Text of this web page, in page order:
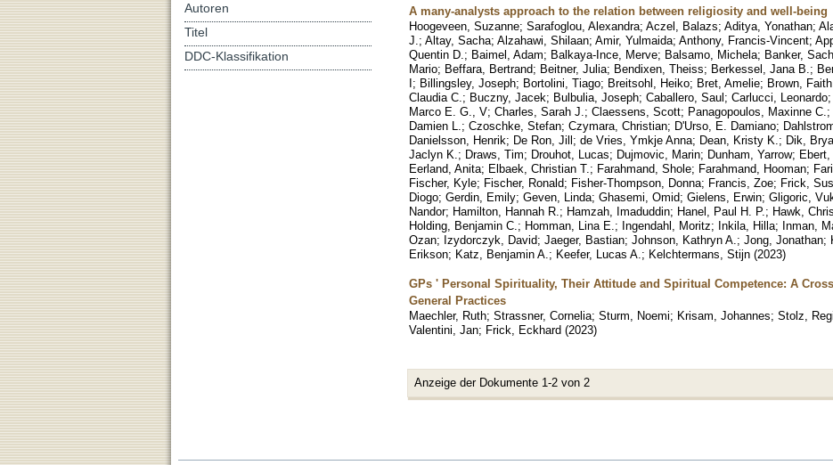
A many-analysts approach to the relation between religiosity and well-being
Hoogeveen, Suzanne; Sarafoglou, Alexandra; Aczel, Balazs; Aditya, Yonathan;
J. ; Altay, Sacha; Alzahawi, Shilaan; Amir, Yulmaida; Anthony, Francis-Vincent;
Quentin D. ; Baimel, Adam; Balkaya-Ince, Merve; Balsamo, Michela; Banker,
Mario; Beffara, Bertrand; Beitner, Julia; Bendixen, Theiss; Berkessel, Jana B. ;
I; Billingsley, Joseph; Bortolini, Tiago; Breitsohl, Heiko; Bret, Amelie; Brown, Faith
Claudia C. ; Buczny, Jacek; Bulbulia, Joseph; Caballero, Saul; Carlucci, Leonardo;
Marco E. G., V; Charles, Sarah J. ; Claessens, Scott; Panagopoulos, Maxinne C. ;
Damien L. ; Czoschke, Stefan; Czymara, Christian; D'Urso, E. Damiano;
Danielsson, Henrik; De Ron, Jill; de Vries, Ymkje Anna; Dean, Kristy K. ; Dik,
Jaclyn K. ; Draws, Tim; Drouhot, Lucas; Dujmovic, Marin; Dunham, Yarrow; Ebert,
Eerland, Anita; Elbaek, Christian T. ; Farahmand, Shole; Farahmand, Hooman;
Fischer, Kyle; Fischer, Ronald; Fisher-Thompson, Donna; Francis, Zoe; Frick,
Diogo; Gerdin, Emily; Geven, Linda; Ghasemi, Omid; Gielens, Erwin; Gligoric,
Nandor; Hamilton, Hannah R. ; Hamzah, Imaduddin; Hanel, Paul H. P. ; Hawk,
Holding, Benjamin C. ; Homman, Lina E. ; Ingendahl, Moritz; Inkila, Hilla; Inman,
Ozan; Izydorczyk, David; Jaeger, Bastian; Johnson, Kathryn A. ; Jong, Jonathan;
Erikson; Katz, Benjamin A. ; Keefer, Lucas A. ; Kelchtermans, Stijn (2023)
GPs ' Personal Spirituality, Their Attitude and Spiritual Competence: A
General Practices
Maechler, Ruth; Strassner, Cornelia; Sturm, Noemi; Krisam, Johannes; Stolz,
Valentini, Jan; Frick, Eckhard (2023)
Anzeige der Dokumente 1-2 von 2
Autoren
Titel
DDC-Klassifikation